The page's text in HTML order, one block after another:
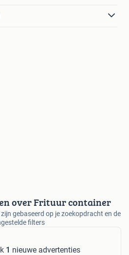
over Frituur container
gebaseerd op je zoekopdracht en de
filters
1 nieuwe advertenties